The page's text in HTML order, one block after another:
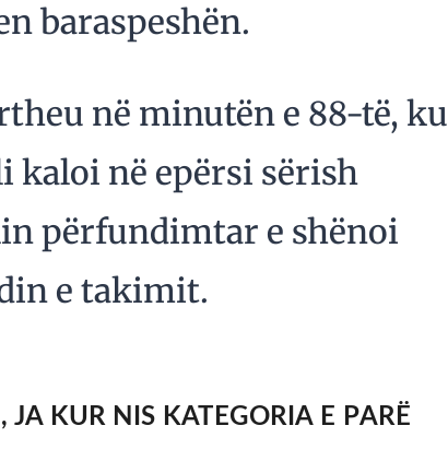
baraspeshën.
në minutën e 88-të, ku
kaloi në epërsi sërish
përfundimtar e shënoi
e takimit.
JA KUR NIS KATEGORIA E PARË